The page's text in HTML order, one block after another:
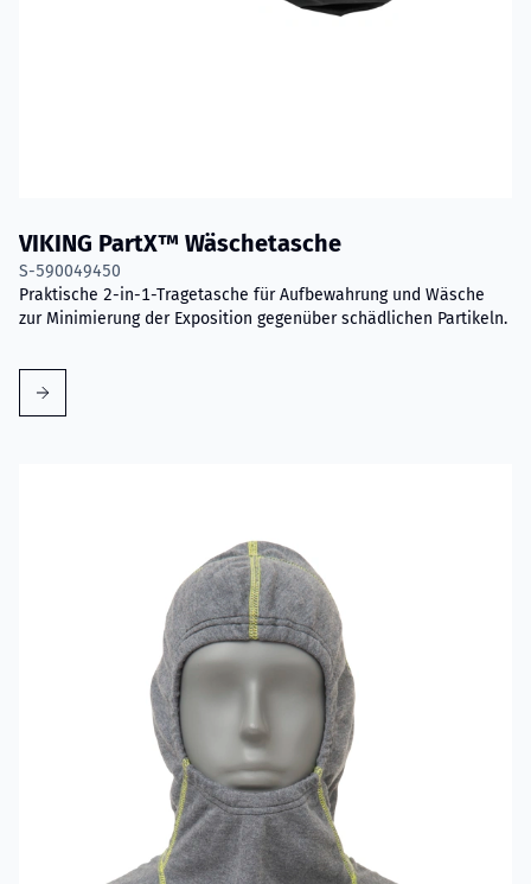
VIKING PartX™ Wäschetasche
S-590049450
Praktische 2-in-1-Tragetasche für Aufbewahrung und Wäsche
zur Minimierung der Exposition gegenüber schädlichen Partikeln.